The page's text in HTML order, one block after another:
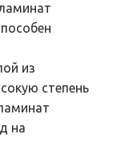
из
степень
на